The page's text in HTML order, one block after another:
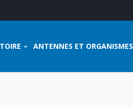
ANTENNES ET ORGANISMES